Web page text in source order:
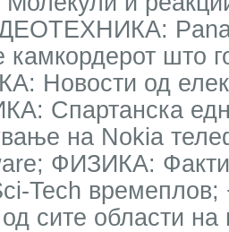
што
Новости од
Спартанска
на Nokia
ФИЗИКА: Факти
времеплов;
сите области на